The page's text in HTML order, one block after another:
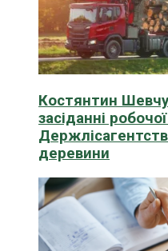
Костянтин
засіданні
деревини